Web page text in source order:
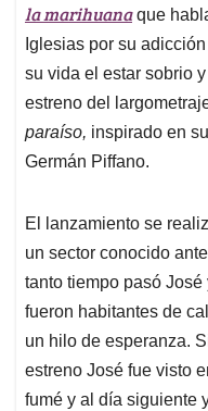
la marihuanaque
Iglesias por su
su vida el estar sobrio
estreno del
paraíso, inspirado en
Germán Piffano.
El lanzamiento se
un sector conocido
tanto tiempo pasó
fueron habitantes de
un hilo de esperanza.
estreno José fue visto
fumé y al día siguiente